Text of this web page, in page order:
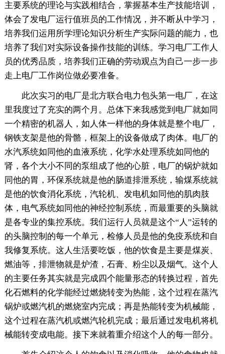
主要系统的理论与实践相结合，掌握基本生产技能培训，
体会了发电厂运行值班员的工作情况，并不断从中学习，
培养我们运用所学理论知识分析生产实际问题的能力，也
培养了我们对实际设备操作技能的训练。学习电厂工作人
员的优秀品质，培养我们正确的劳动观点为自己一步一步
走上电厂工作岗位做必要准备。
此次实习的电厂是北方联合电力包头第一电厂，在这
里我度过了充实的两个月。总体下来我感觉到电厂就如同
一个精密的机器人，如人体一样他的身体就是整个电厂，
钢铁支架是他的骨骼，框架上的设备做成了肉体。电厂的
水汽系统如同他的血液系统，化学水处理系统如同他的
肾，各个大小不同的泵组成了他的心脏，电厂的锅炉就如
同他的胃，环保系统就是他的肠道排泄系统，输煤系统就
是他的饮食消化系统，汽轮机、发电机如同他的肌肉肢
体，电气系统如同他的神经控制系统，而最重要的头脑就
是各专业的集控系统。我们运行人员就是这个“人”运转的
的头脑控制的每一个单元，检修人员是他的免疫系统和自
我修复系统。这人生活要吃饭，他的饮食是主要是煤炭、
燃油等，排泄物就是炉渣，石膏、粉尘以及烟气。这个人
的主要任务其实就是完成四个能量形态的转换过程，首先
化石燃料的化学能经过燃烧转变为热能，这个过程在蒸汽
锅炉或燃汽机的燃烧室内完成；再是热能转变为机械能，
这个过程在蒸汽机或燃汽轮机完成；最后通过发电机将机
械能转变成电能。接下来就着重介绍这个人的每一部分。